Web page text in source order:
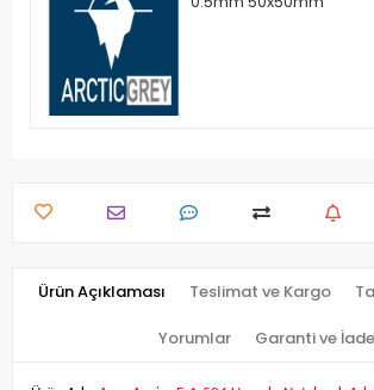
Ürün Açıklaması Teslimat ve Kargo
Yorumlar Garanti ve İade